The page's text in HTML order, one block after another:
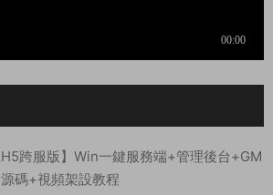
跨服版】Win一鍵服務端+管理後台+GM
碼+視頻架設教程